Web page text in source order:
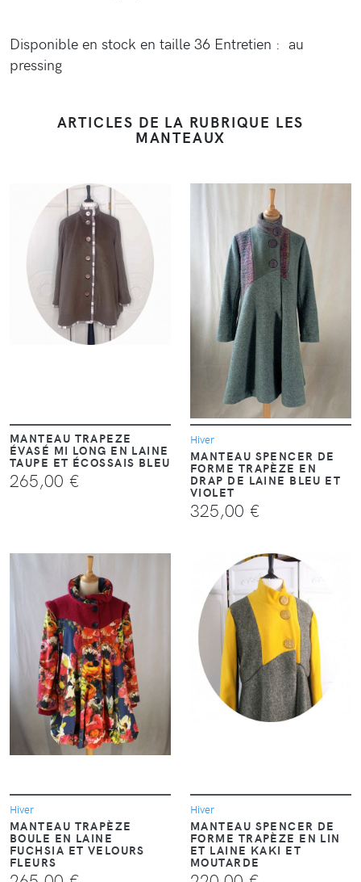
Disponible en stock en taille 36 Entretien : au
pressing
ARTICLES DE LA RUBRIQUE LES
MANTEAUX
VOIR
MANTEAU TRAPEZE
ÉVASÉ MI LONG EN LAINE
TAUPE ET ÉCOSSAIS BLEU
265,00 €
VOIR
Hiver
MANTEAU SPENCER DE
FORME TRAPÈZE EN
DRAP DE LAINE BLEU ET
VIOLET
325,00 €
VOIR
Hiver
MANTEAU TRAPÈZE
BOULE EN LAINE
FUCHSIA ET VELOURS
FLEURS
VOIR
Hiver
MANTEAU SPENCER DE
FORME TRAPÈZE EN LIN
ET LAINE KAKI ET
MOUTARDE